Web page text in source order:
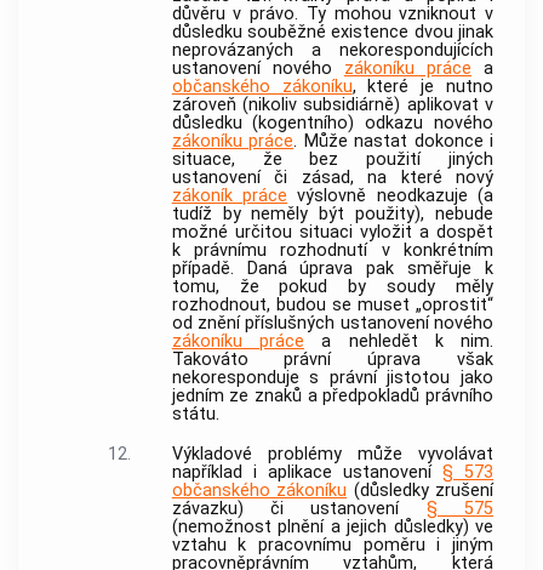
důvěru v právo. Ty mohou vzniknout v
důsledku souběžné existence dvou jinak
neprovázaných a nekorespondujících
ustanovení nového zákoníku práce a
občanského zákoníku, které je nutno
zároveň (nikoliv subsidiárně) aplikovat v
důsledku (kogentního) odkazu nového
zákoníku práce. Může nastat dokonce i
situace, že bez použití jiných
ustanovení či zásad, na které nový
zákoník práce výslovně neodkazuje (a
tudíž by neměly být použity), nebude
možné určitou situaci vyložit a dospět
k právnímu rozhodnutí v konkrétním
případě. Daná úprava pak směřuje k
tomu, že pokud by soudy měly
rozhodnout, budou se muset „oprostit“
od znění příslušných ustanovení nového
zákoníku práce a nehledět k nim.
Takováto právní úprava však
nekoresponduje s právní jistotou jako
jedním ze znaků a předpokladů právního
státu.
12.
Výkladové problémy může vyvolávat
například i aplikace ustanovení § 573
občanského zákoníku (důsledky zrušení
závazku) či ustanovení § 575
(nemožnost plnění a jejich důsledky) ve
vztahu k pracovnímu poměru i jiným
pracovněprávním vztahům, která